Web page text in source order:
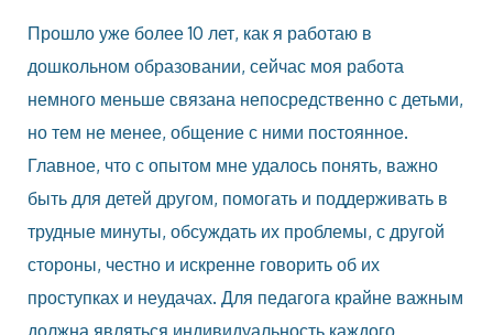
Прошло уже более 10 лет, как я работаю в
дошкольном образовании, сейчас моя работа
немного меньше связана непосредственно с детьми,
но тем не менее, общение с ними постоянное.
Главное, что с опытом мне удалось понять, важно
быть для детей другом, помогать и поддерживать в
трудные минуты, обсуждать их проблемы, с другой
стороны, честно и искренне говорить об их
проступках и неудачах. Для педагога крайне важным